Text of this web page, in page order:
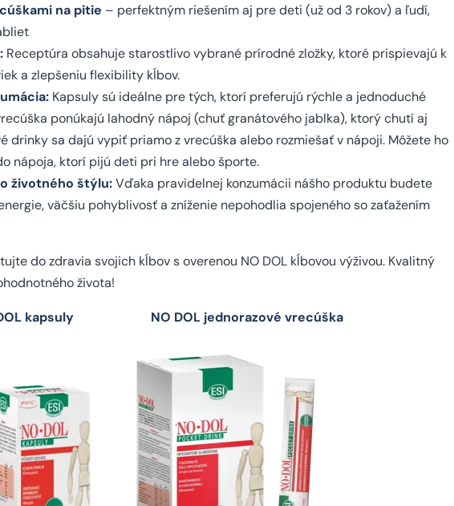
na pitie – perfektným riešením aj pre deti (už od 3 rokov) a ľudí,
Receptúra obsahuje starostlivo vybrané prírodné zložky, ktoré prispievajú k
a zlepšeniu flexibility kĺbov.
Kapsuly sú ideálne pre tých, ktorí preferujú rýchle a jednoduché
ponúkajú lahodný nápoj (chuť granátového jablka), ktorý chutí aj
drinky sa dajú vypiť priamo z vrecúška alebo rozmiešať v nápoji. Môžete ho
nápoja, ktorí pijú deti pri hre alebo športe.
životného štýlu:Vďaka pravidelnej konzumácii nášho produktu budete
väčšiu pohyblivosť a zníženie nepohodlia spojeného so zaťažením
do zdravia svojich kĺbov s overenou NO DOL kĺbovou výživou. Kvalitný
života!
kapsuly NO DOL jednorazové vrecúška